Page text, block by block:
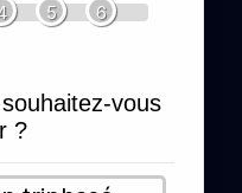
5 6
vous
?